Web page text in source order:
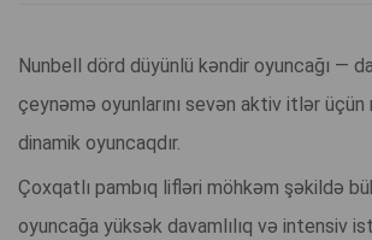
Nunbell dörd düyünlü kəndir oyuncağı —
çeynəmə oyunlarını sevən aktiv itlər üçün
dinamik oyuncaqdır.
Çoxqatlı pambıq lifləri möhkəm şəkildə
oyuncağa yüksək davamlılıq və intensiv